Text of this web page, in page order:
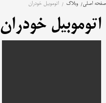
صفحه اصلی وبلاگ اتوموبیل خودران
اتوموبیل خودران